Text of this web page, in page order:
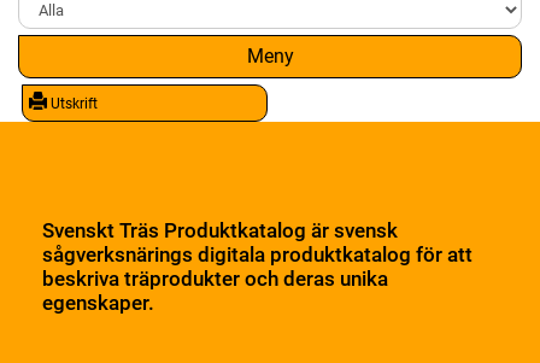
Meny
Utskrift
Svenskt Träs Produktkatalog är svensk
sågverksnärings digitala produktkatalog för att
beskriva träprodukter och deras unika
egenskaper.